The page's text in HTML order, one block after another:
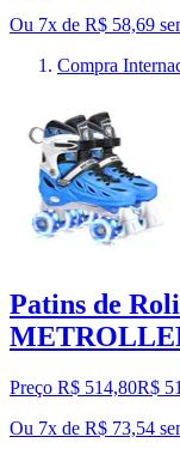
Ou 7x de R$ 58,69
Compra
Patins de
Preço R$ 514,80R$
Ou 7x de R$ 73,54